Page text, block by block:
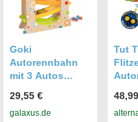
Goki
Autorennbahn
mit 3 Autos
29,55 €
galaxus.de
Tut